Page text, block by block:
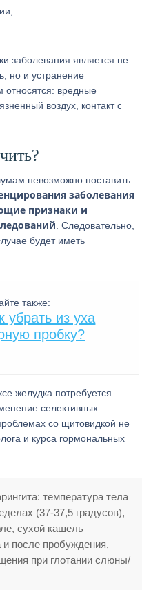
заболевания является не
но и устранение
вредные
воздух, контакт с
невозможно поставить
заболевания
признаки и
. Следовательно,
будет иметь
также:
убрать из уха
пробку?
желудка потребуется
селективных
со щитовидкой не
и курса гормональных
температура тела
(37-37,5 градусов),
сухой кашель
и после пробуждения,
при глотании слюны/